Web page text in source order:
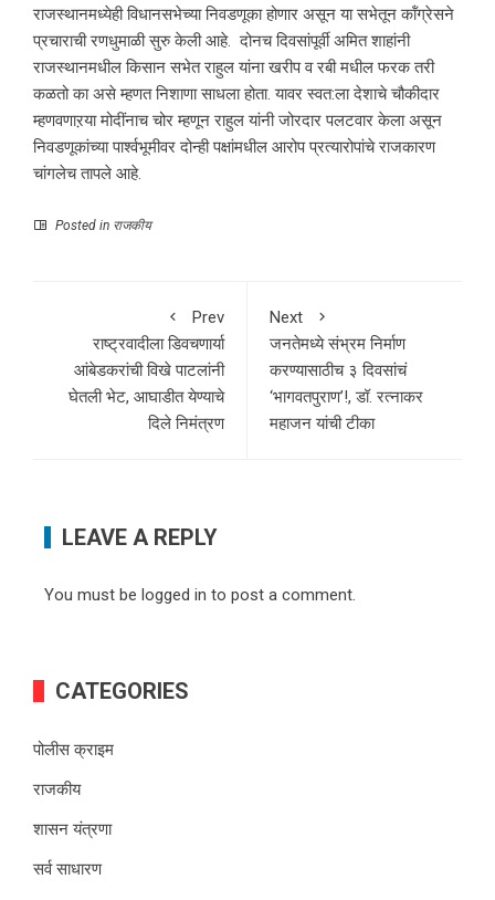
राजस्थानमध्येही विधानसभेच्या निवडणूका होणार असून या सभेतून कॉंग्रेसने
प्रचाराची रणधुमाळी सुरु केली आहे. दोनच दिवसांपूर्वी अमित शाहांनी
राजस्थानमधील किसान सभेत राहुल यांना खरीप व रबी मधील फरक तरी
कळतो का असे म्हणत निशाणा साधला होता. यावर स्वत:ला देशाचे चौकीदार
म्हणवणाऱया मोदींनाच चोर म्हणून राहुल यांनी जोरदार पलटवार केला असून
निवडणूकांच्या पार्श्वभूमीवर दोन्ही पक्षांमधील आरोप प्रत्यारोपांचे राजकारण
चांगलेच तापले आहे.
Posted in राजकीय
Prev
राष्ट्रवादीला डिवचणार्या
आंबेडकरांची विखे पाटलांनी
घेतली भेट, आघाडीत येण्याचे
दिले निमंत्रण
Next
जनतेमध्ये संभ्रम निर्माण
करण्यासाठीच ३ दिवसांचं
‘भागवतपुराण’!, डॉ. रत्नाकर
महाजन यांची टीका
LEAVE A REPLY
You must be logged in to post a comment.
CATEGORIES
पोलीस क्राइम
राजकीय
शासन यंत्रणा
सर्व साधारण